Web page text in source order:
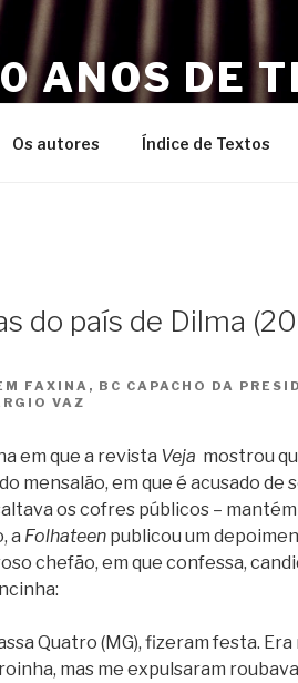
ANOS DE
Os autores Índice de Textos
do país de Dilma
FAXINA, BC CAPACHO DA
VAZ
em que a revista Veja mostrou
mensalão, em que é acusado de
os cofres públicos –
a Folhateen publicou um
chefão, em que confessa,
Quatro (MG), fizeram festa.
mas me expulsaram